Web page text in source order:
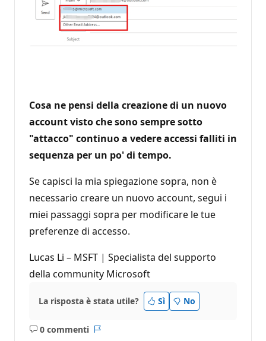
Cosa ne pensi della creazione di un nuovo
account visto che sono sempre sotto
"attacco" continuo a vedere accessi falliti in
sequenza per un po' di tempo.
Se capisci la mia spiegazione sopra, non è
necessario creare un nuovo account, segui i
miei passaggi sopra per modificare le tue
preferenze di accesso.
Lucas Li – MSFT | Specialista del supporto
della community Microsoft
La risposta è stata utile? Sì No
0 commenti
Nessun